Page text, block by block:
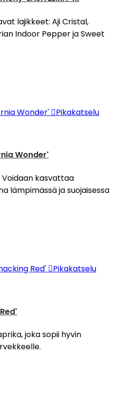
lajikkeet: Aji Cristal,
Indoor Pepper ja Sweet
Pikakatselu
Wonder'
kasvattaa
lämpimässä ja suojaisessa
Pikakatselu
joka sopii hyvin